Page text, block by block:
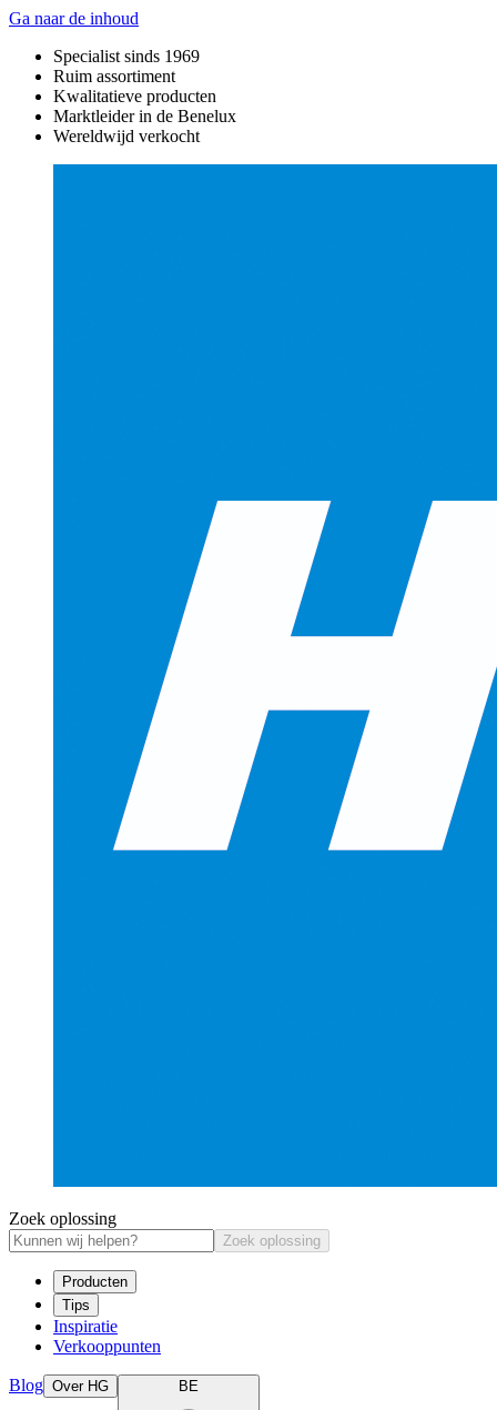
Ga naar de inhoud
Specialist sinds 1969
Ruim assortiment
Kwalitatieve producten
Marktleider in de Benelux
Wereldwijd verkocht
Zoek oplossing
Zoek oplossing
Producten
Tips
Inspiratie
Verkooppunten
Blog Over HG BE